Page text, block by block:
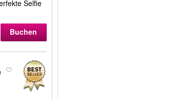
Selfie
Buchen